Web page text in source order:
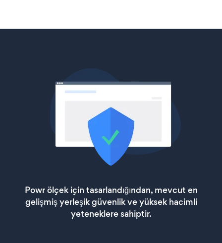
Powr ölçek için tasarlandığından, mevcut en
gelişmiş yerleşik güvenlik ve yüksek hacimli
yeteneklere sahiptir.